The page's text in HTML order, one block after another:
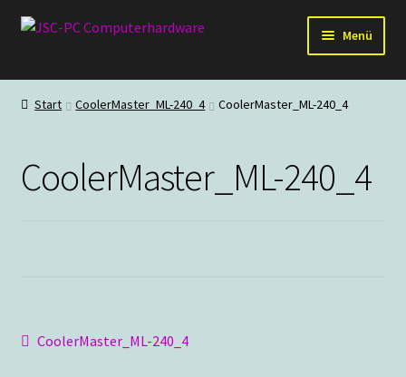
Zur
Zum
Menü
Hardware
Staubschutz
Start CoolerMaster_ML-240_4 CoolerMaster_ML-240_4
CoolerMaster_ML-240_4
Beitragsnavigation
Vorheriger
CoolerMaster_ML-240_4